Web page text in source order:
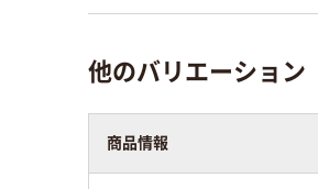
他のバリエーション
商品情報